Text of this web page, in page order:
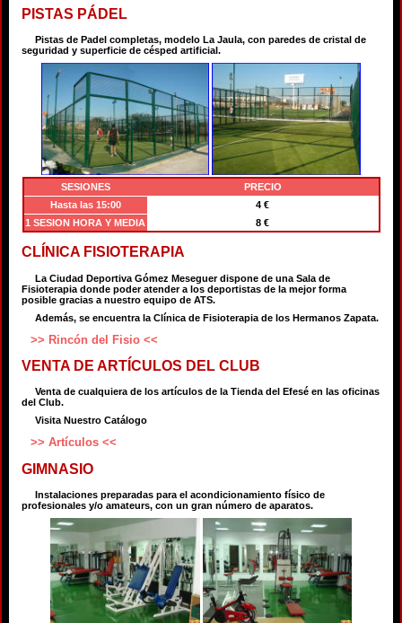
PISTAS PÁDEL
Pistas de Padel completas, modelo La Jaula, con paredes de cristal de
seguridad y superficie de césped artificial.
SESIONES
PRECIO
Hasta las 15:00
4 €
1 SESION HORA Y MEDIA
8 €
CLÍNICA FISIOTERAPIA
La Ciudad Deportiva Gómez Meseguer dispone de una Sala de
Fisioterapia donde poder atender a los deportistas de la mejor forma
posible gracias a nuestro equipo de ATS.
Además, se encuentra la Clínica de Fisioterapia de los Hermanos Zapata.
>> Rincón del Fisio <<
VENTA DE ARTÍCULOS DEL CLUB
Venta de cualquiera de los artículos de la Tienda del Efesé en las oficinas
del Club.
Visita Nuestro Catálogo
>> Artículos <<
GIMNASIO
Instalaciones preparadas para el acondicionamiento físico de
profesionales y/o amateurs, con un gran número de aparatos.